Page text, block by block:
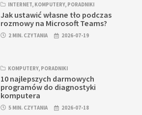
INTERNET, KOMPUTERY, PORADNIKI
Jak ustawić własne tło podczas
rozmowy na Microsoft Teams?
2 MIN. CZYTANIA 2026-07-19
KOMPUTERY, PORADNIKI
10 najlepszych darmowych
programów do diagnostyki
komputera
5 MIN. CZYTANIA 2026-07-18